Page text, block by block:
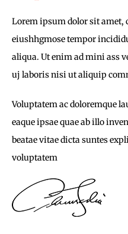
Lorem ipsum dolor sit amet,
eiushhgmose tempor
aliqua. Ut enim ad mini ass
uj laboris nisi ut aliquip
Voluptatem ac doloremque
eaque ipsae quae ab illo
beatae vitae dicta suntes
voluptatem